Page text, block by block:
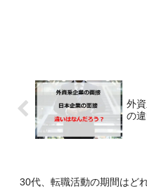
外
の
30代、転職活動の期間はど